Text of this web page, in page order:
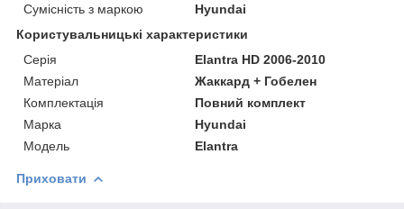
Сумісність з маркою
Hyundai
Користувальницькі характеристики
Серія
Elantra HD 2006-2010
Матеріал
Жаккард + Гобелен
Комплектація
Повний комплект
Марка
Hyundai
Модель
Elantra
Приховати